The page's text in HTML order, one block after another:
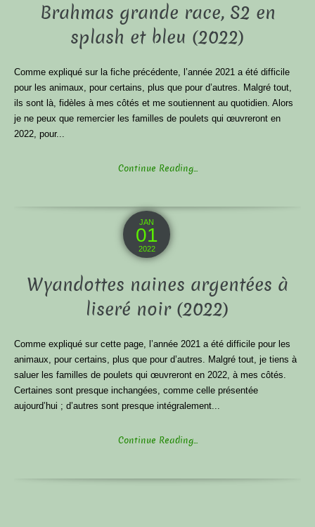
Brahmas grande race, S2 en
splash et bleu (2022)
Comme expliqué sur la fiche précédente, l’année 2021 a été difficile
pour les animaux, pour certains, plus que pour d’autres. Malgré tout,
ils sont là, fidèles à mes côtés et me soutiennent au quotidien. Alors
je ne peux que remercier les familles de poulets qui œuvreront en
2022, pour...
Continue Reading...
JAN
01
2022
Wyandottes naines argentées à
liseré noir (2022)
Comme expliqué sur cette page, l’année 2021 a été difficile pour les
animaux, pour certains, plus que pour d’autres. Malgré tout, je tiens à
saluer les familles de poulets qui œuvreront en 2022, à mes côtés.
Certaines sont presque inchangées, comme celle présentée
aujourd’hui ; d’autres sont presque intégralement...
Continue Reading...